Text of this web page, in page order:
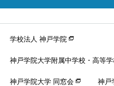
学校法人 神戸学院
神戸学院大学附属中学校・高等学
神戸学院大学 同窓会 神戸